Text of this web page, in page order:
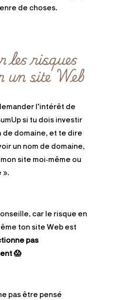
de choses.
les risques
un site Web
l’intérêt de
si tu dois investir
de domaine, et te dire
un nom de domaine,
site moi-même ou
».
car le risque en
ton site Webest
pas
😱
pas être pensé